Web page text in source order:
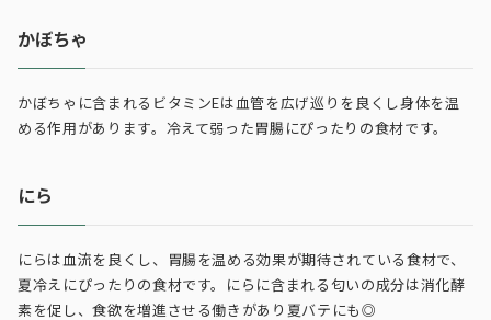
かぼちゃ
かぼちゃに含まれるビタミンEは血管を広げ巡りを良くし身体を温
める作用があります。冷えて弱った胃腸にぴったりの食材です。
にら
にらは血流を良くし、胃腸を温める効果が期待されている食材で、
夏冷えにぴったりの食材です。にらに含まれる匂いの成分は消化酵
素を促し、食欲を増進させる働きがあり夏バテにも◎